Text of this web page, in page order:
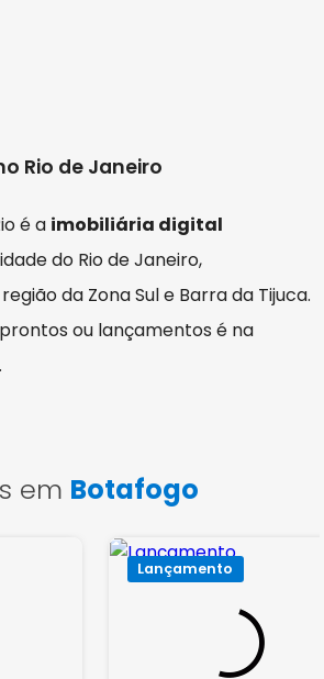
Rio de Janeiro
é a imobiliária digital
do Rio de Janeiro,
da Zona Sul e Barra da Tijuca.
prontos ou lançamentos é na
em Botafogo
Lançamento